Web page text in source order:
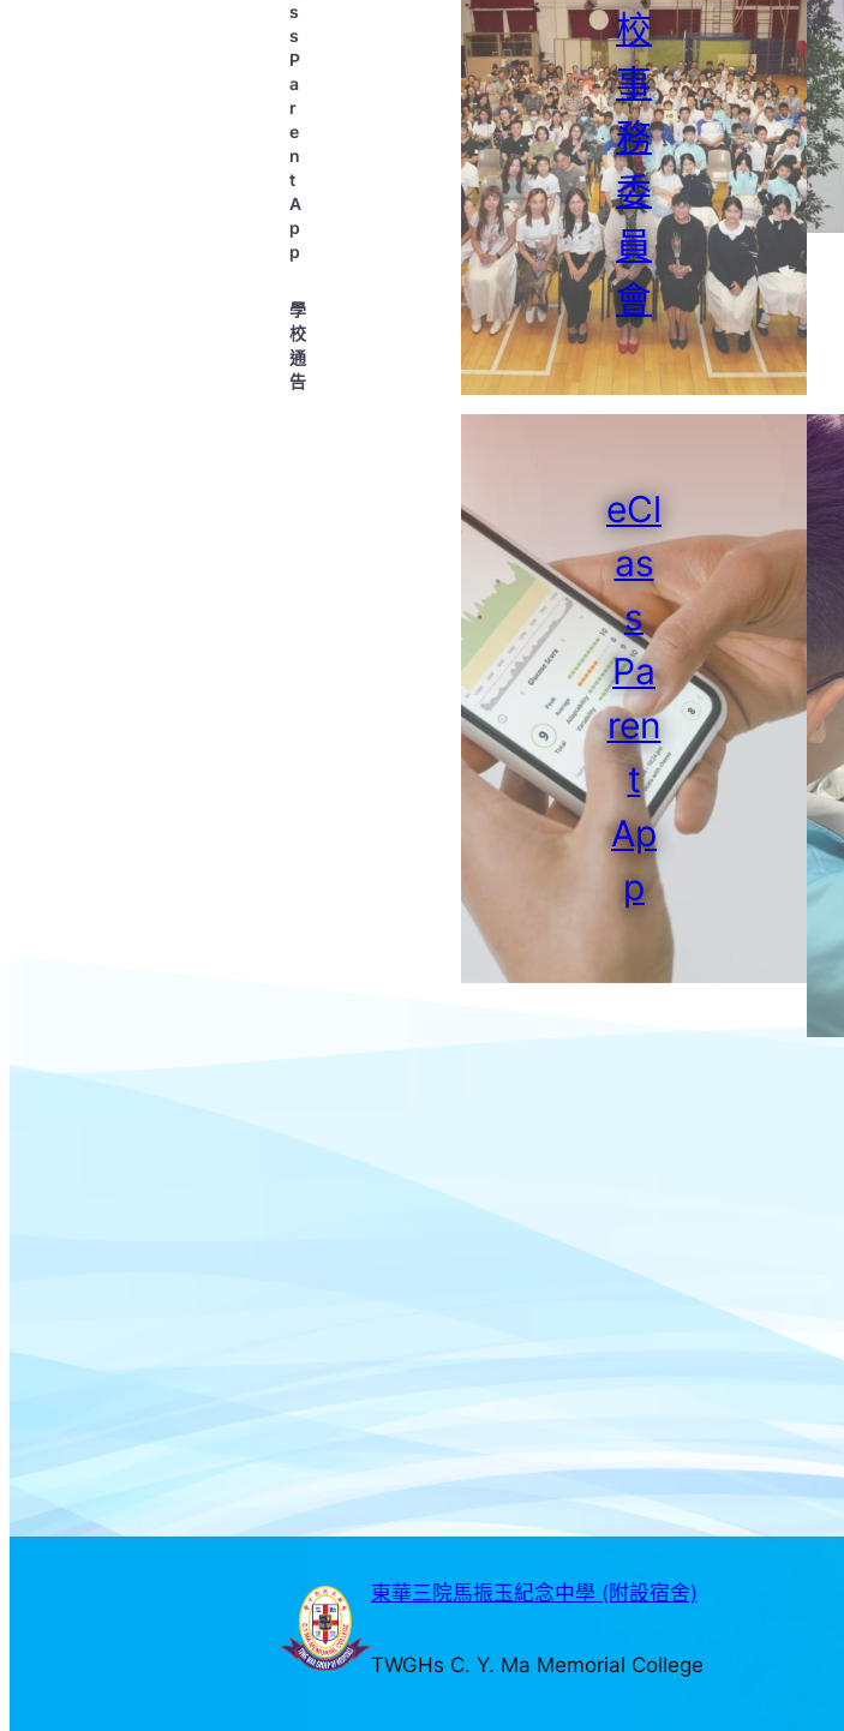
s
s
P
a
r
e
n
t
A
p
p
學
校
通
告
校
事
務
委
員
會
eCl
as
s
Pa
ren
t
Ap
p
東華三院馬振玉紀念中學 (附設宿舍)
TWGHs C. Y. Ma Memorial College